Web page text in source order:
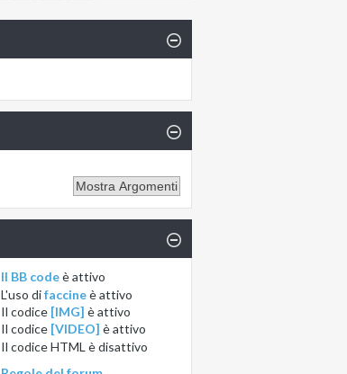
Il BB codeèattivo
L'uso difaccineèattivo
Il codice [IMG] èattivo
Il codice [VIDEO] èattivo
Il codice HTML èdisattivo